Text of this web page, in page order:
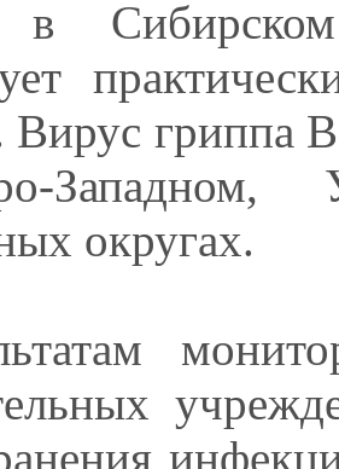
в
гриппа
Западном,
округах.